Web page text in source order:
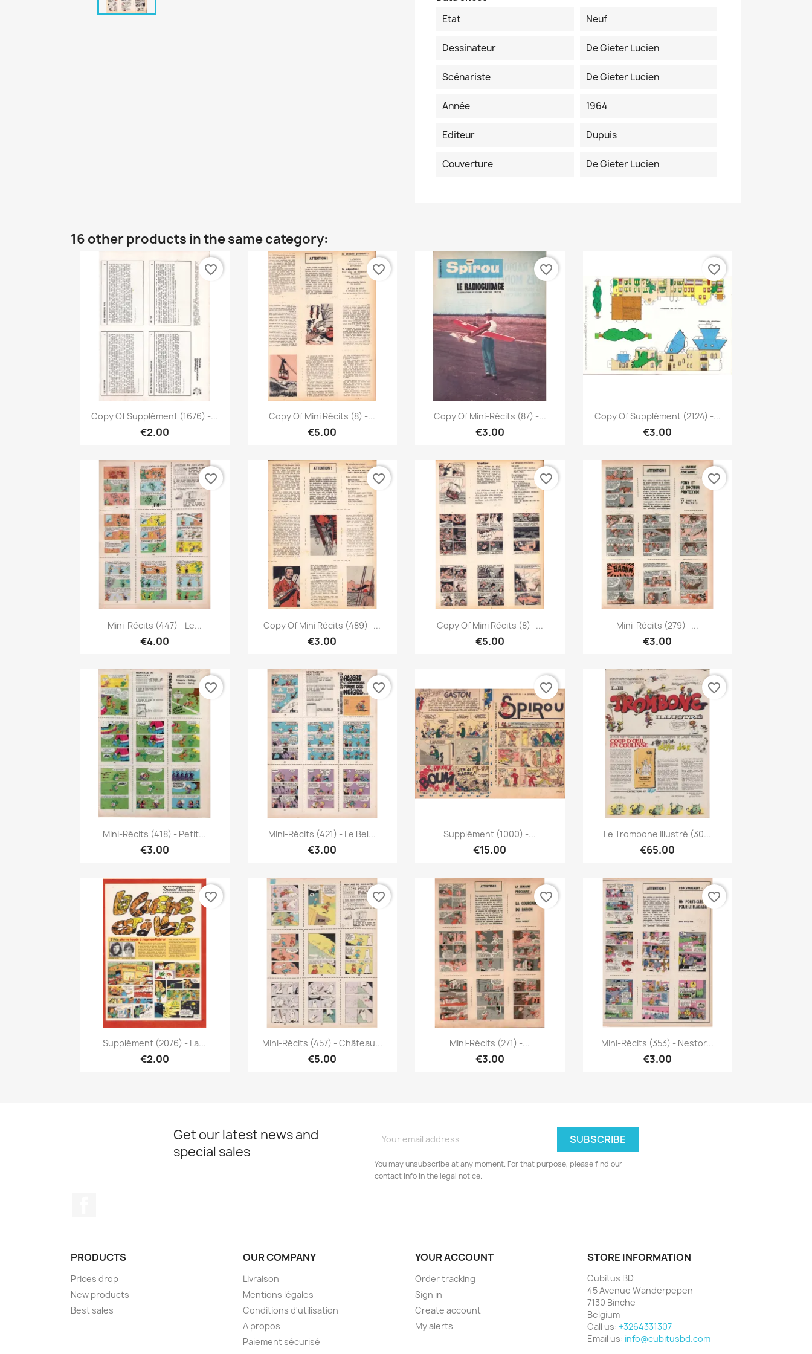
Etat
Neuf
Dessinateur De Gieter Lucien
Scénariste De Gieter Lucien
Année 1964
Editeur Dupuis
Couverture De Gieter Lucien
16 other products in the same category:
Quick view
Copy Of Supplément (1676) -...
€2.00
favorite_border
Quick view
Copy Of Mini Récits (8) -...
€5.00
favorite_border
Quick view
Copy Of Mini-Récits (87) -...
€3.00
favorite_border
Quick view
Copy Of Supplément (2124) -...
€3.00
favorite_border
Quick view
Mini-Récits (447) - Le...
€4.00
favorite_border
Quick view
Copy Of Mini Récits (489) -...
€3.00
favorite_border
Quick view
Copy Of Mini Récits (8) -...
€5.00
favorite_border
Quick view
Mini-Récits (279) -...
€3.00
favorite_border
Quick view
Mini-Récits (418) - Petit...
€3.00
favorite_border
Quick view
Mini-Récits (421) - Le Bel...
€3.00
favorite_border
Quick view
Supplément (1000) -...
€15.00
favorite_border
Quick view
Le Trombone Illustré (30...
€65.00
favorite_border
Quick view
Supplément (2076) - La...
€2.00
favorite_border
Quick view
Mini-Récits (457) - Château...
€5.00
favorite_border
Quick view
Mini-Récits (271) -...
€3.00
favorite_border
Quick view
Mini-Récits (353) - Nestor...
€3.00
favorite_border
Get our latest news and
special sales
You may unsubscribe at any moment. For that purpose, please find our
contact info in the legal notice.
PRODUCTS
Prices drop
New products
Best sales
OUR COMPANY
Livraison
Mentions légales
Conditions d'utilisation
A propos
Paiement sécurisé
YOUR ACCOUNT
Order tracking
Sign in
Create account
My alerts
STORE INFORMATION
Cubitus BD
45 Avenue Wanderpepen
7130 Binche
Belgium
Call us: +3264331307
Email us: info@cubitusbd.com